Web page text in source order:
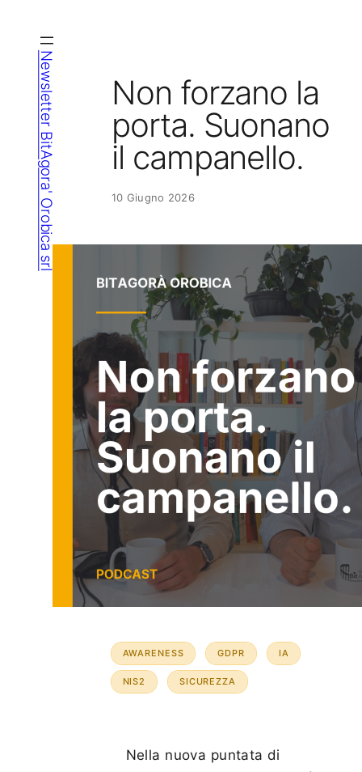
contenuto
Newsletter BitAgora' Orobica srl
Non forzano la
porta. Suonano
il campanello.
10 Giugno 2026
AWARENESS GDPR IA
NIS2 SICUREZZA
Nella nuova puntata di